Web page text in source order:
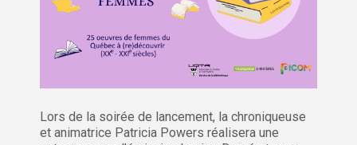
Lors de la soirée de lancement, la chroniqueuse
et animatrice Patricia Powers réalisera une